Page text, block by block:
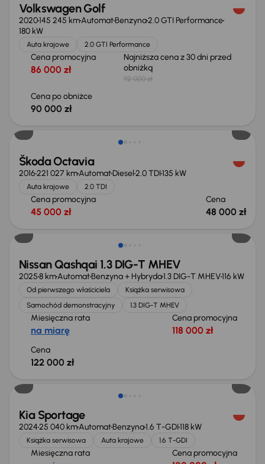
Volkswagen Golf
2020145 245 kmAutomatBenzyna2.0 GTI Performance
180 kW
Auta krajowe 2.0 GTI Performance
Cena promocyjna
86 000 zł
Najniższa cena z 30 dni przed
obniżką
92 000 zł
Cena po obniżce
90 000 zł
Škoda Octavia
2016221 027 kmAutomatDiesel2.0 TDI135 kW
Auta krajowe 2.0 TDI
Cena promocyjna
45 000 zł
Cena
48 000 zł
Od nowego taniej o 36 775 zł
Nissan Qashqai 1.3 DIG-T MHEV
20258 kmAutomatBenzyna + Hybryda1.3 DIG-T MHEV116 kW
Od pierwszego właściciela
Książka serwisowa
Samochód demonstracyjny
1.3 DIG-T MHEV
Miesięczna rata
na miarę
Cena promocyjna
118 000 zł
Cena
122 000 zł
Kia Sportage
202425 040 kmAutomatBenzyna1.6 T-GDI118 kW
Książka serwisowa Auta krajowe 1.6 T-GDI
Miesięczna rata Cena promocyjna